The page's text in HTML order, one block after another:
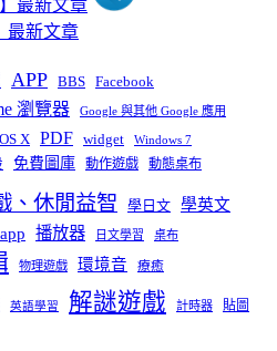
APP BBS Facebook
瀏覽器 Google 與其他 Google 應用
X PDF widget Windows 7
免費圖庫 動作遊戲 動態桌布
、休閒益智 學日文 學英文
播放器 日文學習 桌布
物理遊戲 環境音 療癒
英語學習 解謎遊戲 計時器
貼圖